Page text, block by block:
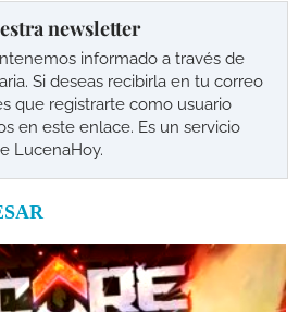
newsletter
informado a través de
Si deseas recibirla en tu correo
que registrarte como usuario
en este enlace. Es un servicio
LucenaHoy.